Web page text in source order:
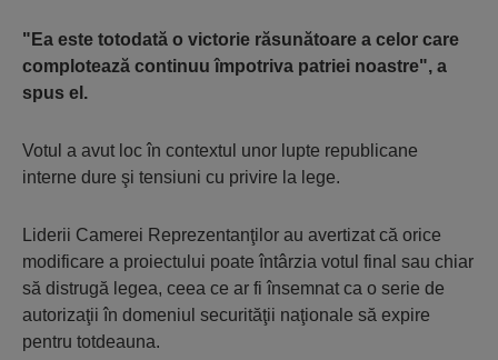
"Ea este totodată o victorie răsunătoare a celor care
complotează continuu împotriva patriei noastre", a
spus el.
Votul a avut loc în contextul unor lupte republicane
interne dure şi tensiuni cu privire la lege.
Liderii Camerei Reprezentanţilor au avertizat că orice
modificare a proiectului poate întârzia votul final sau chiar
să distrugă legea, ceea ce ar fi însemnat ca o serie de
autorizaţii în domeniul securităţii naţionale să expire
pentru totdeauna.